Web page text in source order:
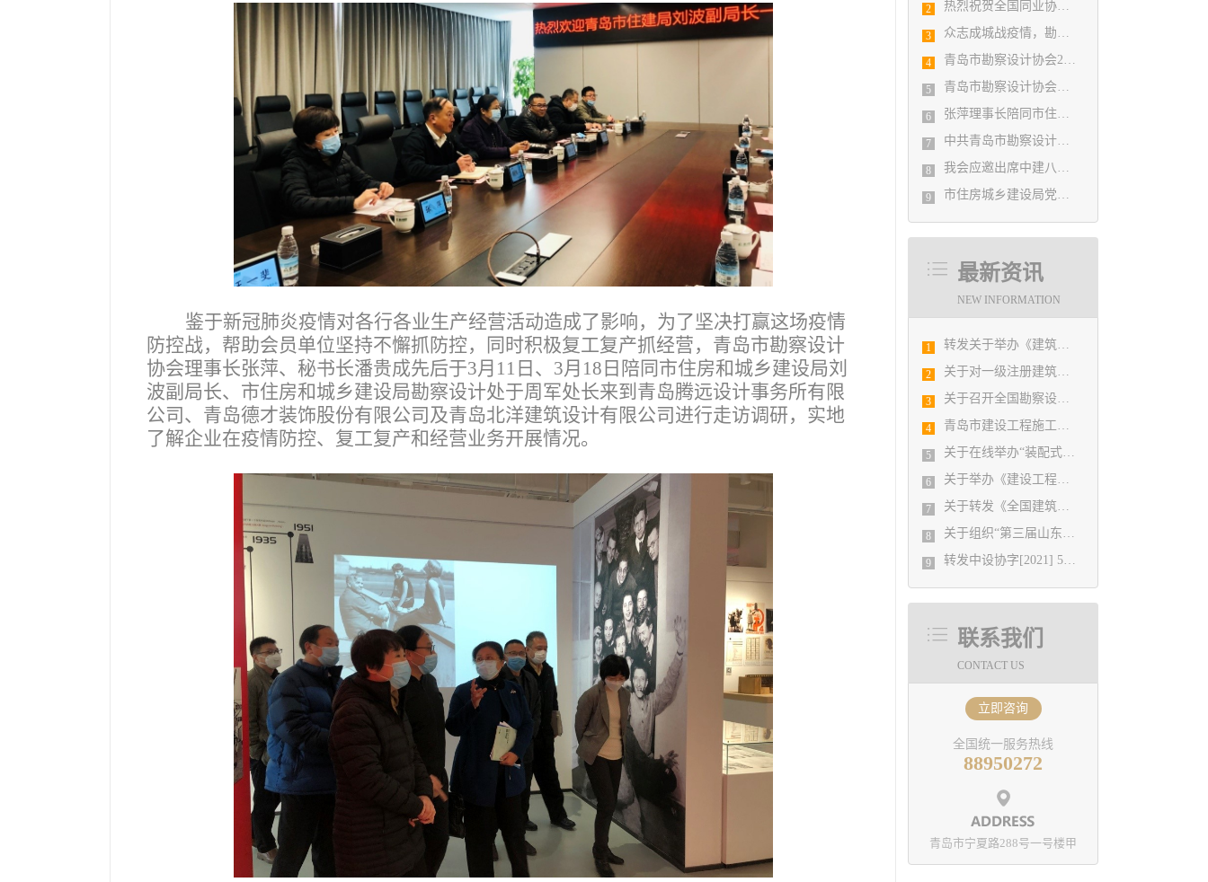
2 热烈祝贺全国同业协会共庆新中国成立七十周年大会在广州成功举办 我市工程勘察设计行业获得多项荣誉称号
3 众志成城战疫情，勘察设计行业在行动
4 青岛市勘察设计协会2020年度第一次理事会顺利召开
5 青岛市勘察设计协会陪同市住房和城乡建设局刘波副局长走访调研会员单位
6 张萍理事长陪同市住房和城乡建设局赴陇南开展东西部扶贫协作工作
7 中共青岛市勘察设计协会党支部日前召开民主生活会
8 我会应邀出席中建八局四公司设计管理研究院揭牌仪式
9 市住房城乡建设局党组书记、局长陈勇调研市勘察设计协会及所属审图机构
最新资讯
NEW INFORMATION
1 转发关于举办《建筑电气与智能化通用规范》 GB55024-2022公益宣贯的通知
2 关于对一级注册建筑师、勘察设计注册工程师注册申报及相关业务办理的通知
3 关于召开全国勘察设计行业信息化工作交流会暨中国勘察设计协会信息化推进工作委员会2019年年会的通知
4 青岛市建设工程施工图设计审查有限公司 业务办理温馨提示
5 关于在线举办“装配式建筑技术发展与应用”培训班的通知
6 关于举办《建设工程消防设计审查验收管理暂行规定》实施细则宣贯与第三方消防服务机构检测验收全过程实务操作专题培训班的通知
7 关于转发《全国建筑设计行业创新创优学术峰会11月13日在重庆召开》的通知
8 关于组织“第三届山东省城市建设博览会”集中观展活动的通知
9 转发中设协字[2021] 52号关于印发《工程勘察、建筑设计行业和市政公用工程优秀勘察设计奖评选办法》的通知
联系我们
CONTACT US
立即咨询
全国统一服务热线
88950272
青岛市宁夏路288号一号楼甲
鉴于新冠肺炎疫情对各行各业生产经营活动造成了影响，为了坚决打赢这场疫情
防控战，帮助会员单位坚持不懈抓防控，同时积极复工复产抓经营，青岛市勘察设计
协会理事长张萍、秘书长潘贵成先后于3月11日、3月18日陪同市住房和城乡建设局刘
波副局长、市住房和城乡建设局勘察设计处于周军处长来到青岛腾远设计事务所有限
公司、青岛德才装饰股份有限公司及青岛北洋建筑设计有限公司进行走访调研，实地
了解企业在疫情防控、复工复产和经营业务开展情况。